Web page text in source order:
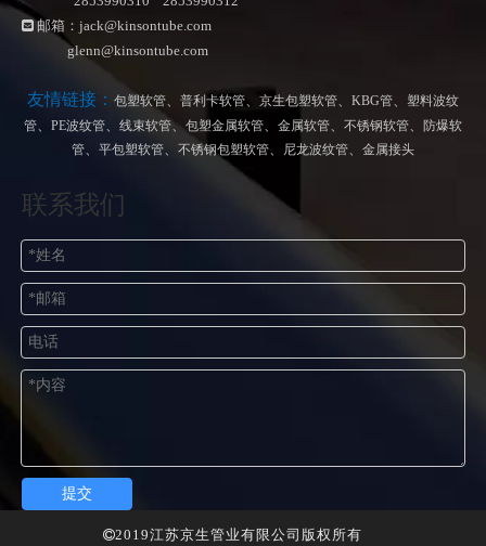
邮箱： jack@kinsontube.com
glenn@kinsontube.com
友情链接： 包塑软管 普利卡软管 京生包塑软管 KBG管
塑料波纹
管
PE波纹管 线束软管、 包塑金属软管 金属软管 不锈钢软管
防爆软
管
平包塑软管 不锈钢包塑软管 尼龙波纹管 金属接头
联系我们
提交
2019江苏京生管业有限公司版权所有